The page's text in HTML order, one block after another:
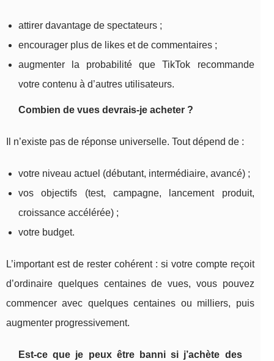
attirer davantage de spectateurs ;
encourager plus de likes et de commentaires ;
augmenter la probabilité que TikTok recommande
votre contenu à d’autres utilisateurs.
Combien de vues devrais-je acheter ?
Il n’existe pas de réponse universelle. Tout dépend de :
votre niveau actuel (débutant, intermédiaire, avancé) ;
vos objectifs (test, campagne, lancement produit,
croissance accélérée) ;
votre budget.
L’important est de rester cohérent : si votre compte reçoit
d’ordinaire quelques centaines de vues, vous pouvez
commencer avec quelques centaines ou milliers, puis
augmenter progressivement.
Est-ce que je peux être banni si j’achète des